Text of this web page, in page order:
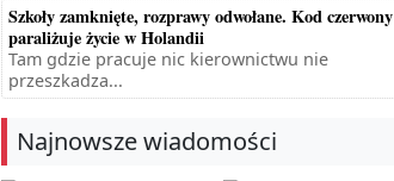
Szkoły zamknięte, rozprawy odwołane. Kod czerwony
paraliżuje życie w Holandii
Tam gdzie pracuje nic kierownictwu nie
przeszkadza...
Najnowsze wiadomości